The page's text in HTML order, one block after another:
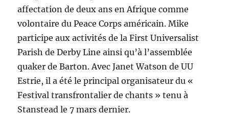
affectation de deux ans en Afrique comme
volontaire du Peace Corps américain. Mike
participe aux activités de la First Universalist
Parish de Derby Line ainsi qu’à l’assemblée
quaker de Barton. Avec Janet Watson de UU
Estrie, il a été le principal organisateur du «
Festival transfrontalier de chants » tenu à
Stanstead le 7 mars dernier.